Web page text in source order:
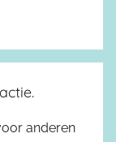
anderen